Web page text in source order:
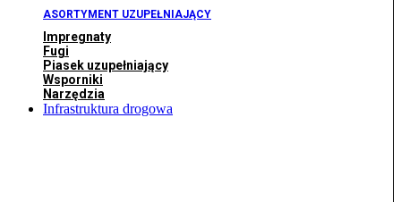
ASORTYMENT UZUPEŁNIAJĄCY
Impregnaty
Fugi
Piasek uzupełniający
Wsporniki
Narzędzia
Infrastruktura drogowa